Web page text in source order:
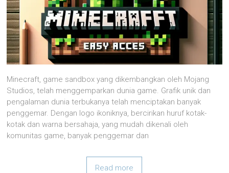
Minecraft, game sandbox yang dikembangkan oleh Mojang
Studios, telah menggemparkan dunia game. Grafik unik dan
pengalaman dunia terbukanya telah menciptakan banyak
penggemar. Dengan logo ikoniknya, bercirikan huruf kotak-
kotak dan warna bersahaja, yang mudah dikenali oleh
komunitas game, banyak penggemar dan
Read more